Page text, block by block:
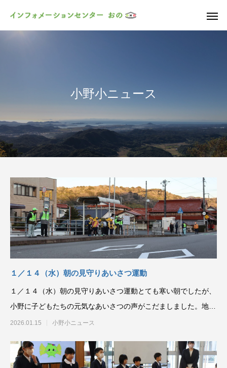
小野小ニュース
１／１４（水）朝の見守りあいさつ運動
１／１４（水）朝の見守りあいさつ運動とても寒い朝でしたが、
小野に子どもたちの元気なあいさつの声がこだましました。地域
の皆様とも一緒に活動
2026.01.15 小野小ニュース